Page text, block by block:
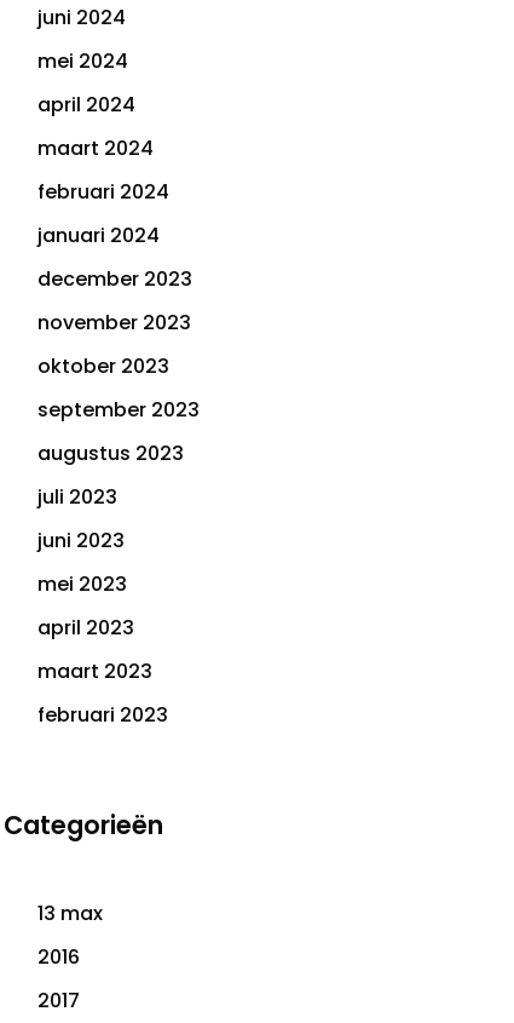
juni 2024
mei 2024
april 2024
maart 2024
februari 2024
januari 2024
december 2023
november 2023
oktober 2023
september 2023
augustus 2023
juli 2023
juni 2023
mei 2023
april 2023
maart 2023
februari 2023
Categorieën
13 max
2016
2017